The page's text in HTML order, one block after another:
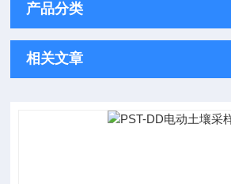
产品分类
相关文章